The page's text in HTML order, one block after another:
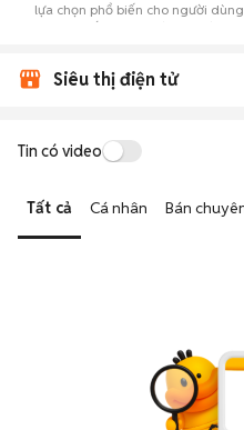
lựa chọn phổ biến cho người
chi phí thấp hơn so với khi mới ra
Huyện Thới Lai từ nhiều cá nhân
sự lựa chọn về tình trạng bảo
đánh giá chính xác hiệu năng
Mua bán linh hoạt: Hai bên
địa điểm giao nhận, chốt giao
Siêu thị điện tử
Tin có video
Tất cả Cá nhân Bán